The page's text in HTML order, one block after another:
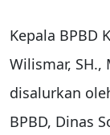
Kepala BPBD
Wilismar,
disalurkan
BPBD, Dinas